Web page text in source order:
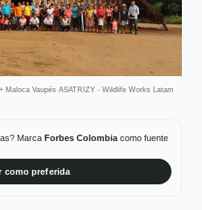
Maloca Vaupés ASATRIZY - Wildlife Works Latam
Marca Forbes Colombiacomo fuente
como preferida